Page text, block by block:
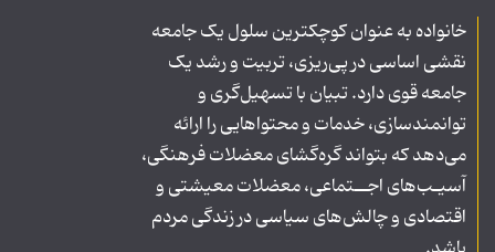
خانواده به عنوان کوچکترین سلول یک جامعه
نقشی اساسی در پی‌ریزی، تربیت و رشد یک
جامعه قوی دارد. تبیان با تسهیل‌گری و
توانمندسازی، خدمات و محتواهایی را ارائه
می‌دهد که بتواند گره‌گشای معضلات فرهنگی،
آسیـب‌های اجــتماعی، معضلات معیشتی و
اقتصادی و چالش‌های سیاسی در زندگی مردم